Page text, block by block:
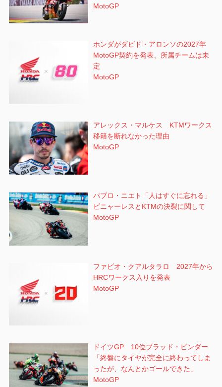
MotoGP
ホンダがダビド・アロンソの2027年
MotoGP契約を発表、所属チームは未
定
MotoGP
アレックス・マルケス KTMワークス
移籍を断れなかった理由
MotoGP
パブロ・ニエト「人はすぐに忘れる」
ビニャーレスとKTMの決裂に関して
MotoGP
ファビオ・クアルタラロ 2027年から
HRCワークス入りを発表
MotoGP
ドイツGP 10位ブラッド・ビンダー
「終盤にタイヤが完全に終わってしま
ったが、なんとかゴールできた」
MotoGP